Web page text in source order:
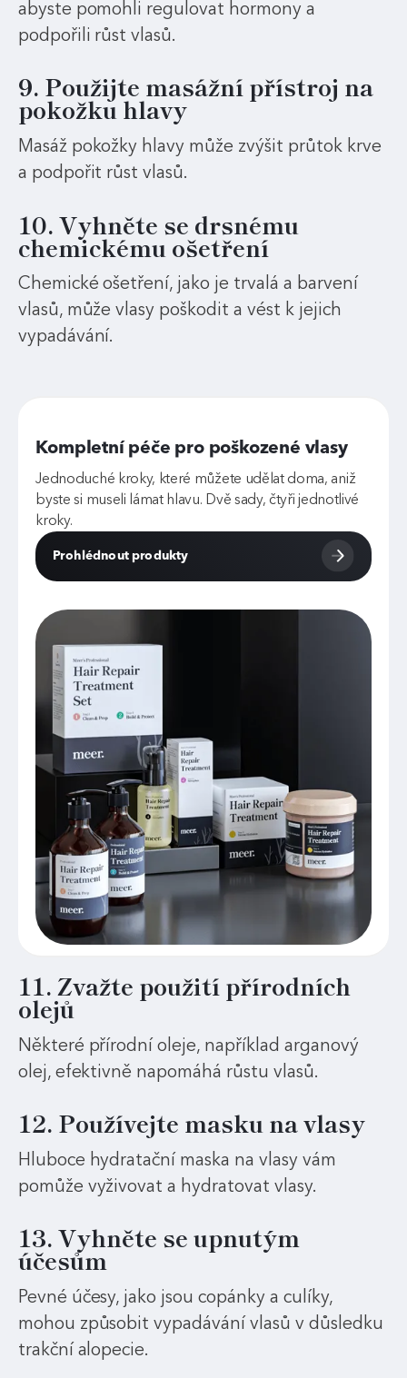
abyste pomohli regulovat hormony a
podpořili růst vlasů.
9. Použijte masážní přístroj na
pokožku hlavy
Masáž pokožky hlavy může zvýšit průtok krve
a podpořit růst vlasů.
10. Vyhněte se drsnému
chemickému ošetření
Chemické ošetření, jako je trvalá a barvení
vlasů, může vlasy poškodit a vést k jejich
vypadávání.
Kompletní péče pro poškozené vlasy
Jednoduché kroky, které můžete udělat doma, aniž
byste si museli lámat hlavu. Dvě sady, čtyři jednotlivé
kroky.
Prohlédnout produkty
11. Zvažte použití přírodních
olejů
Některé přírodní oleje, například arganový
olej, efektivně napomáhá růstu vlasů.
12. Používejte masku na vlasy
Hluboce hydratační maska na vlasy vám
pomůže vyživovat a hydratovat vlasy.
13. Vyhněte se upnutým
účesům
Pevné účesy, jako jsou copánky a culíky,
mohou způsobit vypadávání vlasů v důsledku
trakční alopecie.